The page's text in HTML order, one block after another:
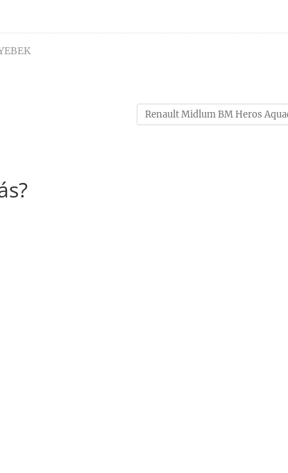
Renault Midlum BM Heros